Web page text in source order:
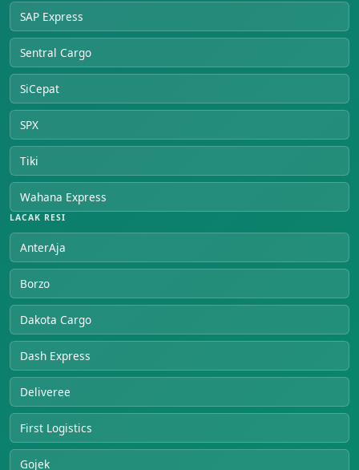
SAP Express
Sentral Cargo
SiCepat
SPX
Tiki
Wahana Express
LACAK RESI
AnterAja
Borzo
Dakota Cargo
Dash Express
Deliveree
First Logistics
Gojek